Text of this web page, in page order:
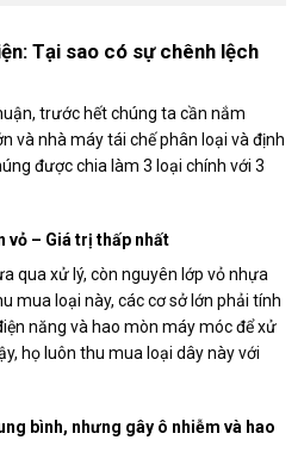
Tại sao có sự chênh lệch
trước hết chúng ta cần nắm
và nhà máy tái chế phân loại và định
được chia làm 3 loại chính với 3
vỏ – Giá trị thấp nhất
qua xử lý, còn nguyên lớp vỏ nhựa
mua loại này, các cơ sở lớn phải tính
năng và hao mòn máy móc để xử
họ luôn thu mua loại dây này với
bình, nhưng gây ô nhiễm và hao